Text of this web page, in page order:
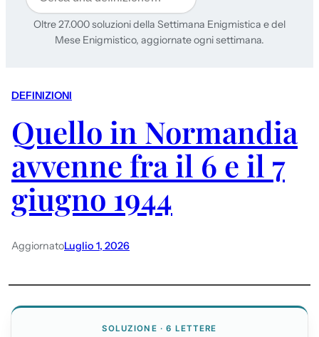
Oltre 27.000 soluzioni della Settimana Enigmistica e del
Mese Enigmistico, aggiornate ogni settimana.
DEFINIZIONI
Quello in Normandia
avvenne fra il 6 e il 7
giugno 1944
AggiornatoLuglio 1, 2026
SOLUZIONE · 6 LETTERE